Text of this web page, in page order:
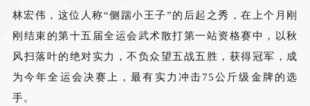
林宏伟，这位人称“侧踹小王子”的后起之秀，在上个月刚
刚结束的第十五届全运会武术散打第一站资格赛中，以秋
风扫落叶的绝对实力，不负众望五战五胜，获得冠军，成
为今年全运会决赛上，最有实力冲击75公斤级金牌的选
手。